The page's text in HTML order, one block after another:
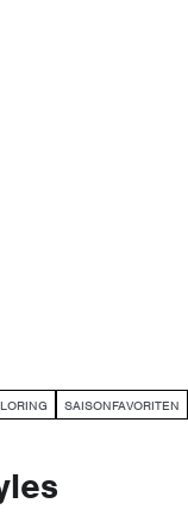
SAISONFAVORITEN